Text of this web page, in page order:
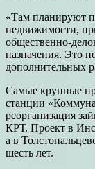
«Там планируют
недвижимости,
общественно-
назначения. Это
дополнительных
Самые крупные
станции
реорганизация
КРТ. Проект в
а в
шесть лет.